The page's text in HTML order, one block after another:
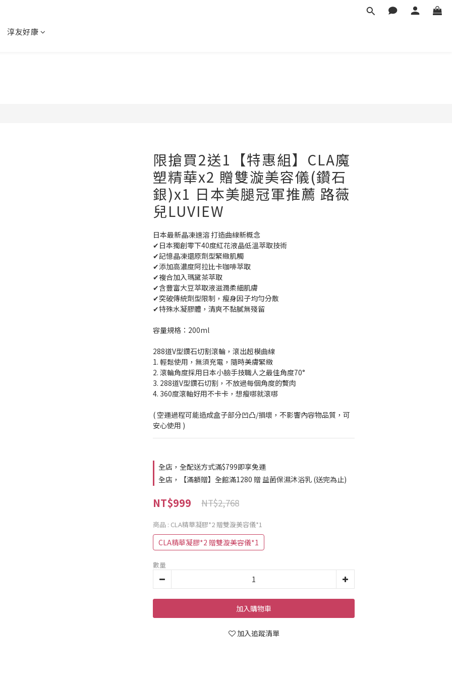
淳友好康
限搶買2送1【特惠組】CLA魔
塑精華x2 贈雙漩美容儀(鑽石
銀)x1 日本美腿冠軍推薦 路薇
兒LUVIEW
日本最新晶凍速溶 打造曲線新概念
✔日本獨創零下40度紅花液晶低溫萃取技術
✔記憶晶凍還原劑型緊緻肌觸
✔添加高濃度阿拉比卡咖啡萃取
✔複合加入瑪黛茶萃取
✔含豐富大豆萃取液滋潤柔細肌膚
✔突破傳統劑型限制，瘦身因子均勻分散
✔特殊水凝膠體，清爽不黏膩無殘留
容量規格：200ml
288道V型鑽石切割滾輪，滾出超模曲線
1. 輕鬆使用，無須充電，隨時美膚緊緻
2. 滾輪角度採用日本小臉手技職人之最佳角度70°
3. 288道V型鑽石切割，不放過每個角度的贅肉
4. 360度滾軸好用不卡卡，想瘦哪就滾哪
( 空運過程可能造成盒子部分凹凸/損壞，不影響內容物品質，可
安心使用 )
全店，全配送方式滿$799即享免運
全店，【滿額贈】全館滿1280 贈 益菌保濕沐浴乳 (送完為止)
NT$999 NT$2,768
商品 : CLA精華凝膠*2 贈雙漩美容儀*1
CLA精華凝膠*2 贈雙漩美容儀*1
數量
加入購物車
加入追蹤清單